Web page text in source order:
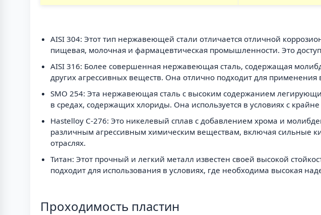
AISI 304: Этот тип нержавеющей стали отличается отличной
пищевая, молочная и фармацевтическая промышленности. Это
AISI 316: Более совершенная нержавеющая сталь, содержащая
других агрессивных веществ. Она отлично подходит для применения
SMO 254: Эта нержавеющая сталь с высоким содержанием
в средах, содержащих хлориды. Она используется в условиях с
Hastelloy C-276: Это никелевый сплав с добавлением хрома и
различным агрессивным химическим веществам, включая сильные
отраслях.
Титан: Этот прочный и легкий металл известен своей высокой
подходит для использования в условиях, где необходима высокая
Проходимость пластин